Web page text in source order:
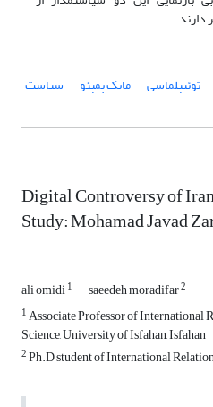
توئیپلماسی مایک پمپئو سیاست
Digital Controversy of
Study: Mohamad Javad
ali omidi1 saeedeh moradifar2
1Associate Professor of International
Science, University of Isfahan, Isfahan
2Ph.D student of International